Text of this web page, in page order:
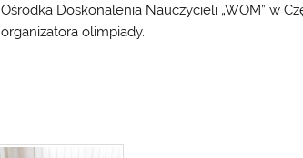
Ośrodka Doskonalenia Nauczycieli „WOM” w
organizatora olimpiady.